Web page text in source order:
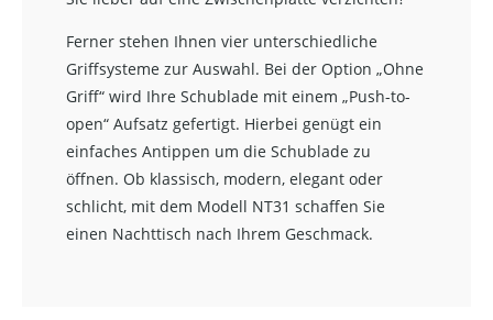
Ferner stehen Ihnen vier unterschiedliche
Griffsysteme zur Auswahl. Bei der Option „Ohne
Griff“ wird Ihre Schublade mit einem „Push-to-
open“ Aufsatz gefertigt. Hierbei genügt ein
einfaches Antippen um die Schublade zu
öffnen. Ob klassisch, modern, elegant oder
schlicht, mit dem Modell NT31 schaffen Sie
einen Nachttisch nach Ihrem Geschmack.